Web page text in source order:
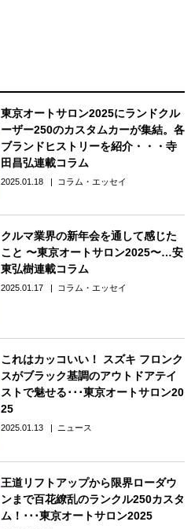
東京オートサロン2025にランドクル
ーザー250のカスタムカーが集結。各
ブランドヒストリーを紹介・・・寺
田昌弘連載コラム
2025.01.18 コラム・エッセイ
クルマ業界の新年会を通して感じた
こと 〜東京オートサロン2025〜…安
東弘樹連載コラム
2025.01.17 コラム・エッセイ
これはカッコいい！ スズキ フロンク
スがブラック基調のアウトドアテイ
ストで魅せる･･･東京オートサロン20
25
2025.01.13 ニュース
王道リフトアップから限界ローダウ
ンまで百花繚乱のランクル250カスタ
ム！･･･東京オートサロン2025